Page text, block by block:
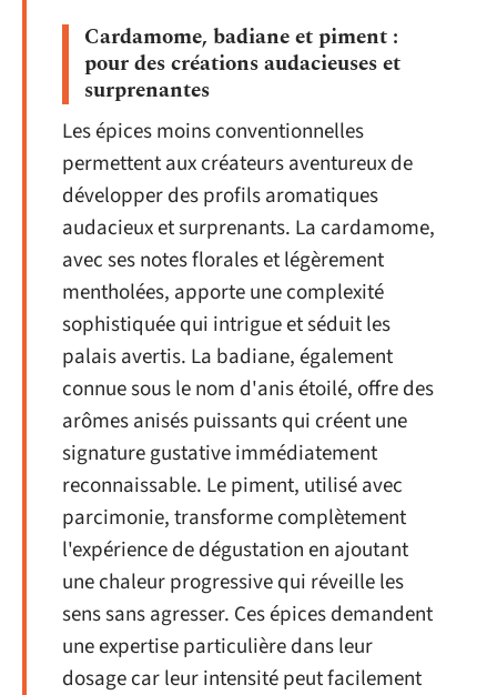
Cardamome, badiane et piment :
pour des créations audacieuses et
surprenantes
Les épices moins conventionnelles
permettent aux créateurs aventureux de
développer des profils aromatiques
audacieux et surprenants. La cardamome,
avec ses notes florales et légèrement
mentholées, apporte une complexité
sophistiquée qui intrigue et séduit les
palais avertis. La badiane, également
connue sous le nom d'anis étoilé, offre des
arômes anisés puissants qui créent une
signature gustative immédiatement
reconnaissable. Le piment, utilisé avec
parcimonie, transforme complètement
l'expérience de dégustation en ajoutant
une chaleur progressive qui réveille les
sens sans agresser. Ces épices demandent
une expertise particulière dans leur
dosage car leur intensité peut facilement